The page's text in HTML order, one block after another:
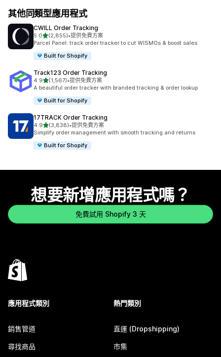
其他同類型應用程式
CWILL Order Tracking
5.0滿分 5 顆星
(2,855)
共有 2855 則評價
•提供免費方案
Parcel Panel: track order tracker to cut WISMOs & boost sales
Built for Shopify
Track123 Order Tracking
4.9滿分 5 顆星
(1,567)
共有 1567 則評價
•提供免費方案
A beautiful order tracker with branded tracking & order lookup
Built for Shopify
17TRACK Order Tracking
4.9滿分 5 顆星
(3,838)
共有 3838 則評價
•提供免費方案
Simplify order management with smooth tracking and returns
Built for Shopify
想要新增應用程式嗎？
免費試用 Shopify 3 天
應用程式類別
銷售管道
尋找商品
熱門類別
直運 (Dropshipping)
市集